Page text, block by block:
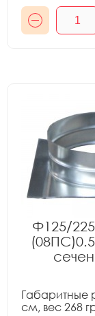
Ф125/
Габаритные
см, вес 268